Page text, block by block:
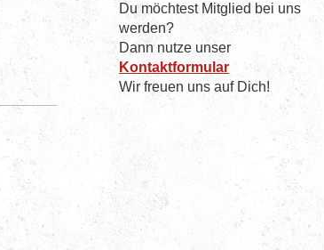
Du möchtest Mitglied bei uns
werden?
Dann nutze unser
Kontaktformular
Wir freuen uns auf Dich!